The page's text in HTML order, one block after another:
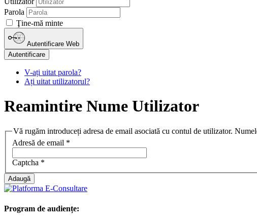
Parola
Ţine-mă minte
Autentificare Web
Autentificare
V-ați uitat parola?
Ați uitat utilizatorul?
Reamintire Nume Utilizator
Vă rugăm introduceți adresa de email asociată cu contul de utilizator.
Adresă de email *
Captcha *
Adaugă
Program de audiențe: